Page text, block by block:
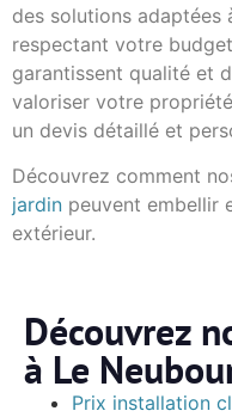
des solutions adaptées
respectant votre
garantissent qualité et
valoriser votre
un devis détaillé et
Découvrez comment
jardin peuvent embellir
extérieur.
Découvrez
à Le
Prix installation